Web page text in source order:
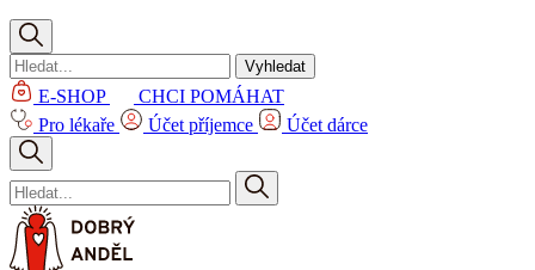
Vyhledat
E-SHOP
CHCI POMÁHAT
Pro lékaře
Účet příjemce Účet dárce